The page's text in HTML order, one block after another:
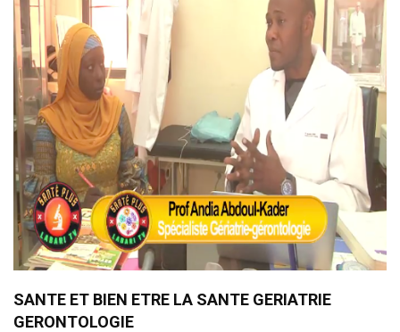
SANTE ET BIEN ETRE LA SANTE GERIATRIE
GERONTOLOGIE